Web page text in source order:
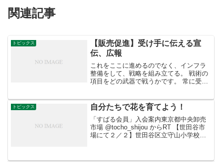
関連記事
トピックス
【販売促進】受け手に伝える宣
伝、広報
これをここに進めるのでなく、インフラ
整備をして、戦略を組み立てる。 戦術の
項目をどの武器で戦うかです。 常に受け
ます。 上の図で書いたとおり、受け手側
が、受動的なもの...
トピックス 自分たちで花を育てよう！
「すばる会員」入会案内東京都中央卸売
市場 @tocho_shijou からRT 【世田谷市
場にて２／２】世田谷区立守山小学校３